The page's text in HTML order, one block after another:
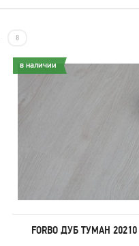
8
в наличии
FORBO ДУБ ТУМАН 20210